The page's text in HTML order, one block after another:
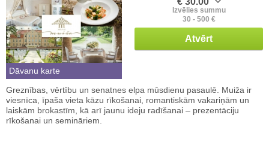
Dāvanu karte
Izvēlies summu
30 - 500 €
Atvērt
Greznības, vērtību un senatnes elpa mūsdienu pasaulē. Muiža ir
viesnīca, īpaša vieta kāzu rīkošanai, romantiskām vakariņām un
laiskām brokastīm, kā arī jaunu ideju radīšanai – prezentāciju
rīkošanai un semināriem.